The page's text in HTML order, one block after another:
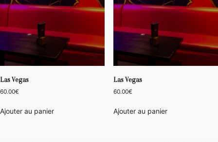
Las Vegas
60.00€
Ajouter au panier
Las Vegas
60.00€
Ajouter au panier